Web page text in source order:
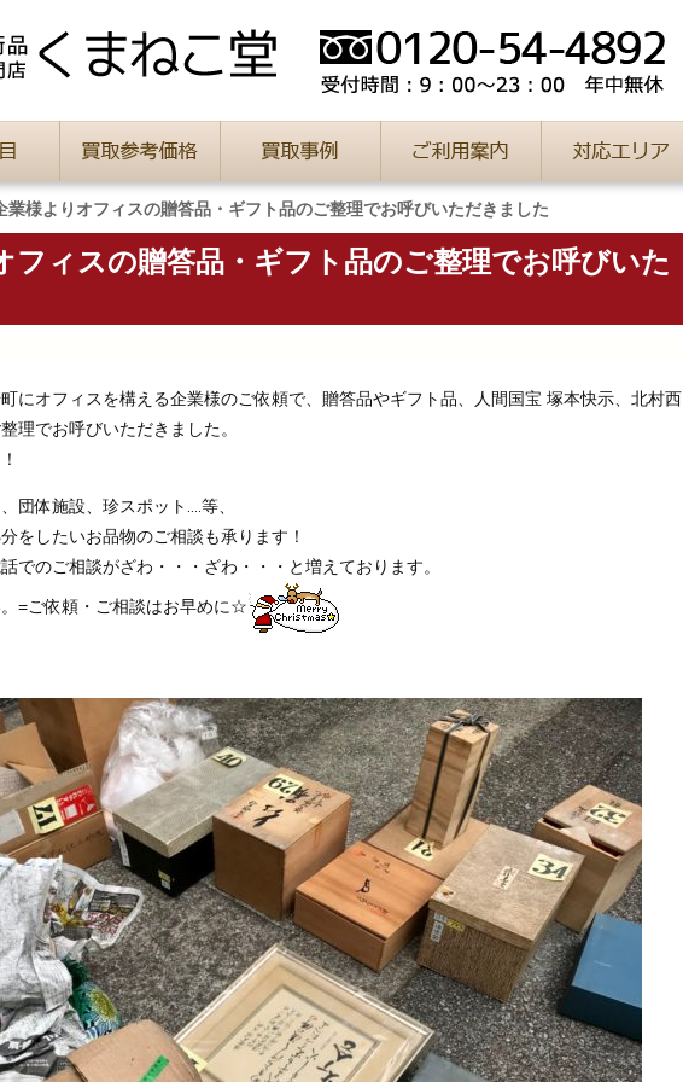
業様よりオフィスの贈答品・ギフト品のご整理でお呼びいただきました
フィスの贈答品・ギフト品のご整理でお呼びいた
にオフィスを構える企業様のご依頼で、贈答品やギフト品、人間国宝 塚本快示、北村西
理でお呼びいただきました。
団体施設、珍スポット‥‥等、
をしたいお品物のご相談も承ります！
でのご相談がざわ・・・ざわ・・・と増えております。
=ご依頼・ご相談はお早めに☆